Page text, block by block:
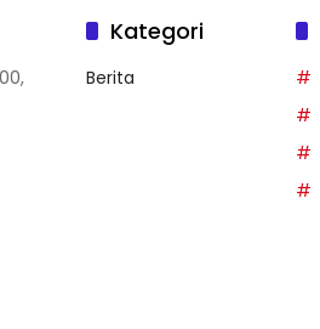
Kategori
Berita